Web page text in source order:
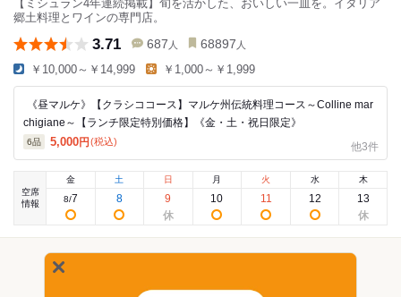
【ミシュラン4年連続掲載】旬を活かした、おいしい一皿を。イタリア
郷土料理とワインの専門店。
3.71 687 人 68897 人
￥10,000～￥14,999 ￥1,000～￥1,999
《昼マルケ》【クラシココース】マルケ州伝統料理コース～Colline mar
chigiane～【ランチ限定特別価格】《金・土・祝日限定》
6品 5,000円 (税込) 他3件
空席
情報
金
8/7
土
8
日
9
月
10
火
11
水
12
木
13